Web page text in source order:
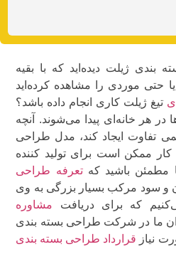
بندی ژیلت دیده‌اید که با بقیه
حتی موردی را مشاهده کرده‌اید
تیغ ژیلت کاری انجام داده باشد؟
هر خانه‌ای پیدا می‌شوند. آنچه
تفاوت ایجاد کند، مدل طراحی
ممکن است برای تولید کننده
مطمئن باشید که تعرفه طراحی
و سود مرکب بسیار بزرگی به وی
که برای دریافت
مشاوره
ما در شرکت طراحی بسته بندی
نیاز قرارداد طراحی بسته بندی